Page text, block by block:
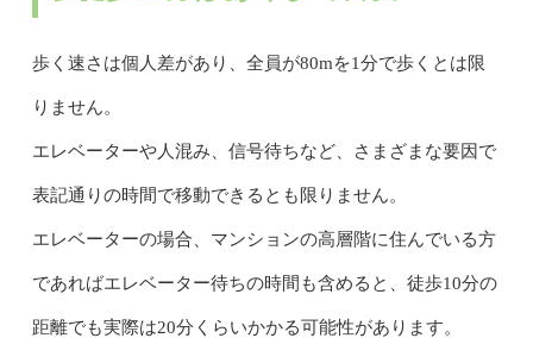
歩く速さは個人差があり、全員が80mを1分で歩くとは限
りません。
エレベーターや人混み、信号待ちなど、さまざまな要因で
表記通りの時間で移動できるとも限りません。
エレベーターの場合、マンションの高層階に住んでいる方
であればエレベーター待ちの時間も含めると、徒歩10分の
距離でも実際は20分くらいかかる可能性があります。